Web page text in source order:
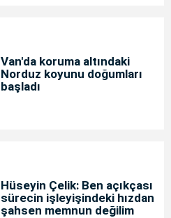
Van'da koruma altındaki
Norduz koyunu doğumları
başladı
Hüseyin Çelik: Ben açıkçası
sürecin işleyişindeki hızdan
şahsen memnun değilim